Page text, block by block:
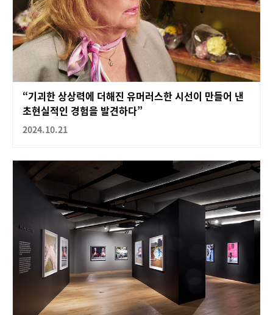
“기괴한 상상력에 더해진 유머러스한 시선이 만들어 낸
초현실적인 경험을 발견하다”
2024.10.21